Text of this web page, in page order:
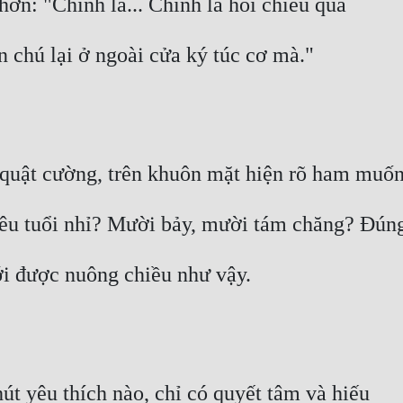
chú lại ở ngoài cửa ký túc cơ mà."
cường, trên khuôn mặt hiện rõ ham
tuổi nhỉ? Mười bảy, mười tám chăng?
được nuông chiều như vậy.
yêu thích nào, chỉ có quyết tâm và hiếu